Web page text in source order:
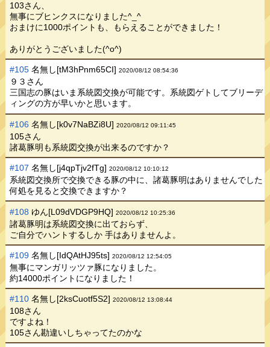
103さん、
無事にブヒンクスになりました^_^
おまけに1000ポイントも、もらえることができました！
ありがとうございました(^o^)
#105 名無し[tM3hPnm65CI]2020/08/12 08:54:36
９３さん
三国志の豚はいま系統図交換が可能です。系統図ゲトしてブリーデ
ィングの方が早いかと思います。
#106 名無し[k0v7NaBZi8U]2020/08/12 09:11:45
105さん
諸葛豚明も系統図交換が出来るのですか？
#107 名無し[j4qpTjv2fTg]2020/08/12 10:10:12
系統図交換所で交換できる豚の中に、諸葛豚明はありませんでした
何処を見ると交換できますか？
#108 ゆん[L09dVDGP9HQ]2020/08/12 10:25:36
諸葛豚明は系統図交換に出ておらず、
ご自分でハントするしか 手はありませんよ。
#109 名無し[IdQAtHJ95ts]2020/08/12 12:54:05
無事にマンガリッツァ豚になりました。
約14000ポイントになりました！
#110 名無し[2ksCuotf5S2]2020/08/12 13:08:44
108さん
ですよね！
105さん勘違いしちゃってたのかな